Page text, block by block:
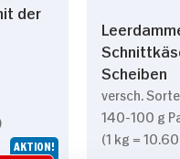
der
AKTION!
Scheiben
versch.
140-100 g
(1 kg =